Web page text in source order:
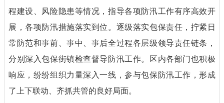
程建设、风险隐患等情况，指导各项防汛工作有序高效开
展，各项防汛措施落实到位。逐级落实包保责任，拧紧日
常防范和事前、事中、事后全过程各层级领导责任链条，
分别深入包保街镇检查督导防汛工作。区内各部门也积极
响应，纷纷组织力量深入一线，参与包保防汛工作，形成
了上下联动、齐抓共管的良好局面。